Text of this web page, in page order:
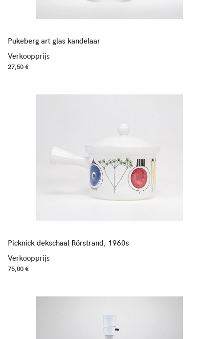
Pukeberg art glas kandelaar
Verkoopprijs
27,50 €
Picknick dekschaal Rörstrand, 1960s
Verkoopprijs
75,00 €